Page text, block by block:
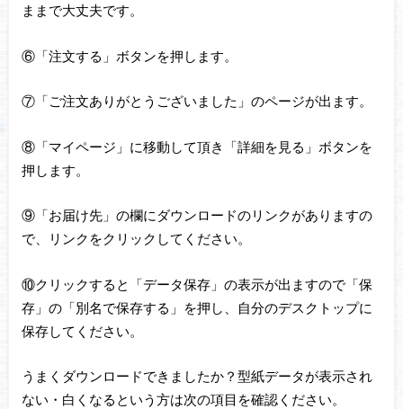
ままで大丈夫です。
⑥「注文する」ボタンを押します。
⑦「ご注文ありがとうございました」のページが出ます。
⑧「マイページ」に移動して頂き「詳細を見る」ボタンを
押します。
⑨「お届け先」の欄にダウンロードのリンクがありますの
で、リンクをクリックしてください。
⑩クリックすると「データ保存」の表示が出ますので「保
存」の「別名で保存する」を押し、自分のデスクトップに
保存してください。
うまくダウンロードできましたか？型紙データが表示され
ない・白くなるという方は次の項目を確認ください。